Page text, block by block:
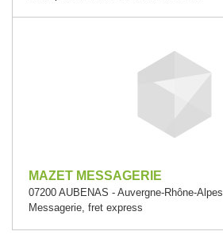
MAZET MESSAGERIE
07200 AUBENAS - Auvergne-Rhône-Alpes
Messagerie, fret express